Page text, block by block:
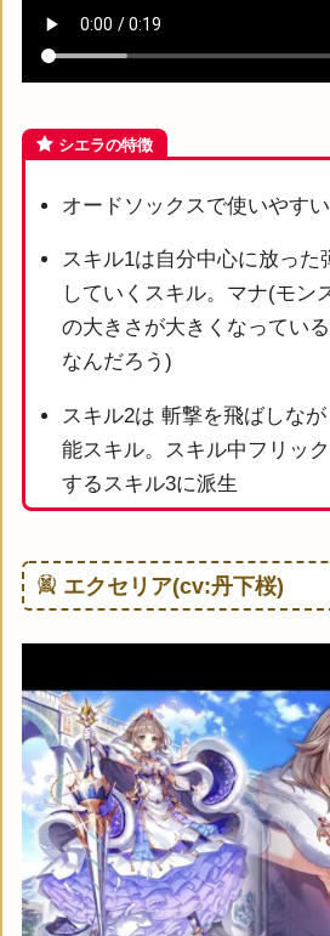
シエラの特徴
オードソックスで使いやす
スキル1は自分中心に放った
していくスキル。マナ(モン
の大きさが大きくなってい
なんだろう)
スキル2は 斬撃を飛ばしな
能スキル。スキル中フリッ
するスキル3に派生
エクセリア(cv:丹下桜)